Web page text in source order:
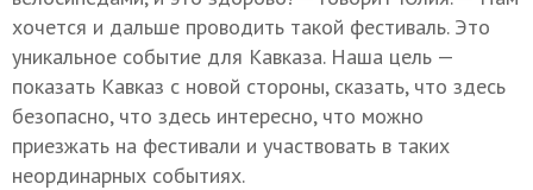
хочется и дальше проводить такой фестиваль. Это
уникальное событие для Кавказа. Наша цель —
показать Кавказ с новой стороны, сказать, что здесь
безопасно, что здесь интересно, что можно
приезжать на фестивали и участвовать в таких
неординарных событиях.